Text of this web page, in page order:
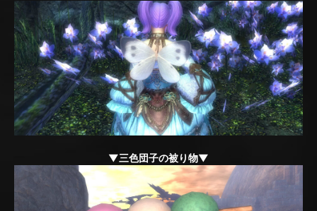
▼三色団子の被り物▼